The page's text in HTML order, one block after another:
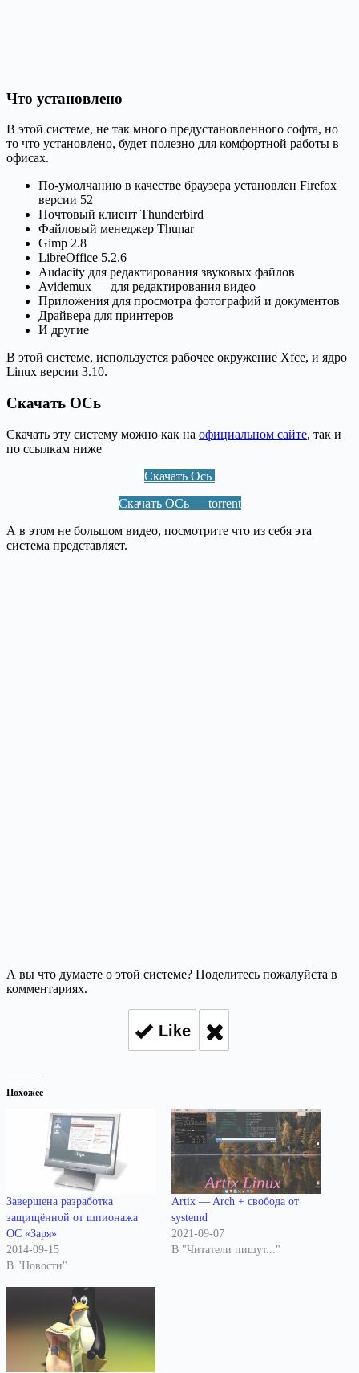
Что установлено
В этой системе, не так много предустановленного софта, но
то что установлено, будет полезно для комфортной работы в
офисах.
По-умолчанию в качестве браузера установлен Firefox
версии 52
Почтовый клиент Thunderbird
Файловый менеджер Thunar
Gimp 2.8
LibreOffice 5.2.6
Audacity для редактирования звуковых файлов
Avidemux — для редактирования видео
Приложения для просмотра фотографий и документов
Драйвера для принтеров
И другие
В этой системе, используется рабочее окружение Xfce, и ядро
Linux версии 3.10.
Скачать ОСь
Скачать эту систему можно как на официальном сайте, так и
по ссылкам ниже
Скачать Ось
Скачать ОСь — torrent
А в этом не большом видео, посмотрите что из себя эта
система представляет.
А вы что думаете о этой системе? Поделитесь пожалуйста в
комментариях.
Like
Похожее
Завершена разработка
защищённой от шпионажа
ОС «Заря»
2014-09-15
В "Новости"
Artix — Arch + свобода от
systemd
2021-09-07
В "Читатели пишут..."